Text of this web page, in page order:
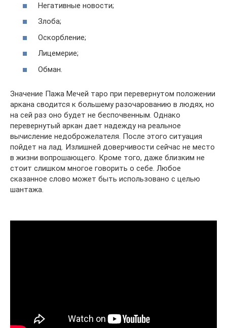
Негативные новости;
Злоба;
Оскорбление;
Лицемерие;
Обман.
Значение Пажа Мечей таро при перевернутом положении
аркана сводится к большему разочарованию в людях, но
на сей раз оно будет не беспочвенным. Однако
перевернутый аркан дает надежду на реальное
вычисление недоброжелателя. После этого ситуация
пойдет на лад. Излишней доверчивости сейчас не место
в жизни вопрошающего. Кроме того, даже близким не
стоит слишком многое говорить о себе. Любое
сказанное слово может быть использовано с целью
шантажа.